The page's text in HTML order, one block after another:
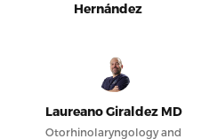
Hernández
Laureano Giraldez MD
Otorhinolaryngology and